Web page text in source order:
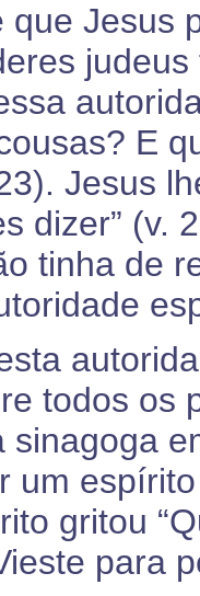
que Jesus
E
Jesus
dizer” (v.
tinha de
todos os
sinagoga
um
gritou
para